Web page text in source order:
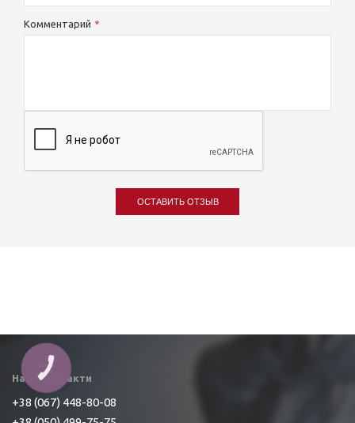
Комментарий
ОСТАВИТЬ ОТЗЫВ
Наші контакти
+38 (067) 448-80-08
КНОПКА
ЗВ'ЯЗКУ